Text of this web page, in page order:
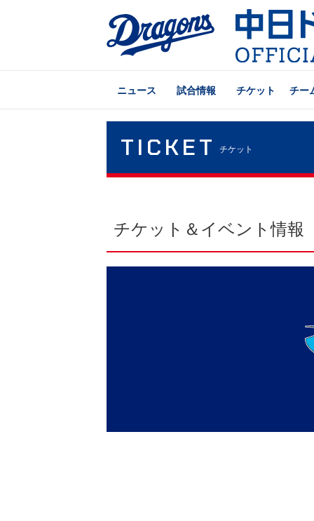
ニュース 試合情報 チケット チー
TICKET チケット
チケット＆イベント情報